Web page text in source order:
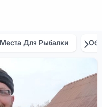
Места Для Рыбалки